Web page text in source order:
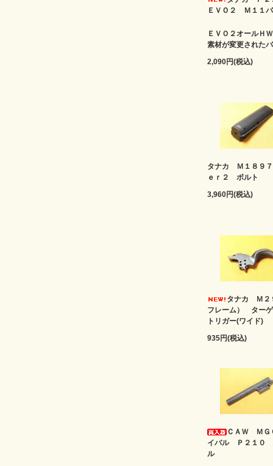
ＥＶＯ２ Ｍ１１
ＥＶＯ２オールＨ
素材が変更された
2,090円(税込)
タナカ Ｍ１８９
ｅｒ２ ボルト
3,960円(税込)
タナカ Ｍ２
フレーム） ター
トリガー(ワイド)
935円(税込)
ＣＡＷ ＭＧ
イバル Ｐ２１０
ル